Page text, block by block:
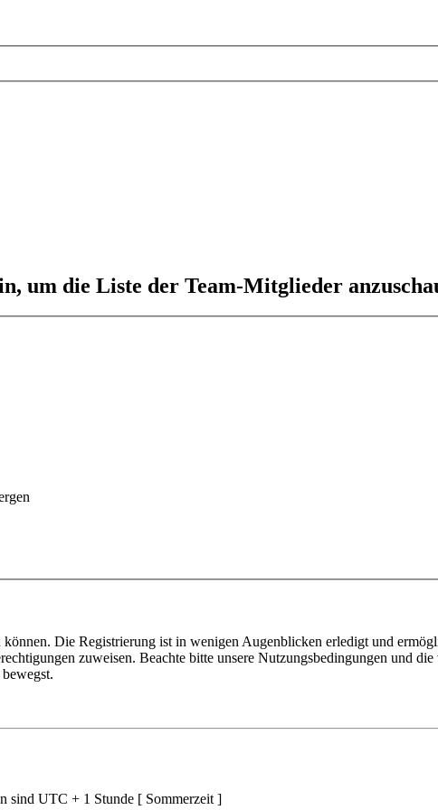
um die Liste der Team-Mitglieder
Die Registrierung ist in wenigen Augenblicken erledigt und
zuweisen. Beachte bitte unsere Nutzungsbedingungen und
sind UTC + 1 Stunde [ Sommerzeit ]